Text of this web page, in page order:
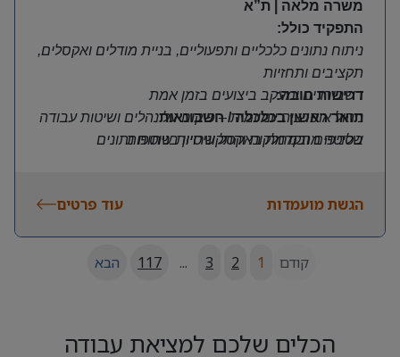
משרה מלאה | ת”א
התפקיד כולל:
ניתוח נתונים כלכליים ותפעוליים, בניית מודלים ואקסלים,
תקציבים ותחזיות
דשבורדים ומעקב ביצועים בזמן אמת
ניהול אופרציה יומיומית – פיקוח על נהלים ושיטות עבודה
בסניפים ובמחלקות והתקשרויות שוטפות
שילוב שוטף של כלי בינה מלאכותית בעבודה היומיומית
דרישות חובה:
תואר ראשון בכלכלה / חשבונאות
שליטה מתקדמת באקסל וניסיון בניתוח נתונים
הגשת מועמדות עוד פרטים
קודם 1
2
3
...
117 הבא
הכלים שלכם למציאת עבודה